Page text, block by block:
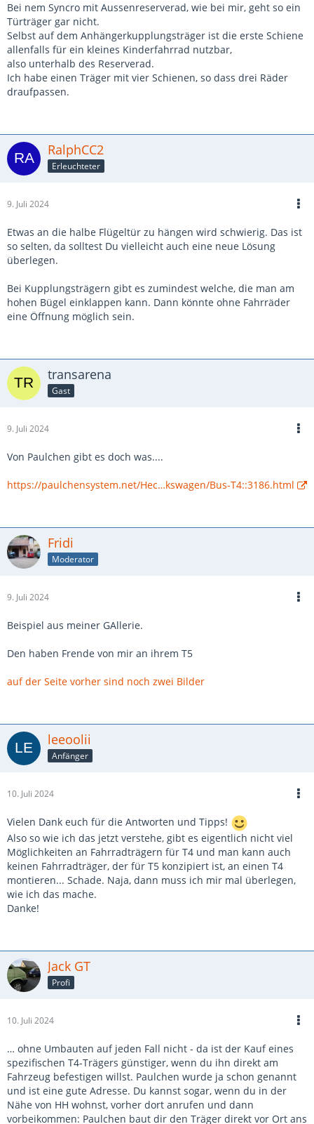
Bei nem Syncro mit Aussenreserverad, wie bei mir, geht so ein
Türträger gar nicht.
Selbst auf dem Anhängerkupplungsträger ist die erste Schiene
allenfalls für ein kleines Kinderfahrrad nutzbar,
also unterhalb des Reserverad.
Ich habe einen Träger mit vier Schienen, so dass drei Räder
draufpassen.
RalphCC2
Erleuchteter
9. Juli 2024
Etwas an die halbe Flügeltür zu hängen wird schwierig. Das ist
so selten, da solltest Du vielleicht auch eine neue Lösung
überlegen.
Bei Kupplungsträgern gibt es zumindest welche, die man am
hohen Bügel einklappen kann. Dann könnte ohne Fahrräder
eine Öffnung möglich sein.
transarena
Gast
9. Juli 2024
Von Paulchen gibt es doch was....
https://paulchensystem.net/Hec…kswagen/Bus-T4::3186.html
Fridi
Moderator
9. Juli 2024
Beispiel aus meiner GAllerie.
Den haben Frende von mir an ihrem T5
auf der Seite vorher sind noch zwei Bilder
leeoolii
Anfänger
10. Juli 2024
Vielen Dank euch für die Antworten und Tipps!
Also so wie ich das jetzt verstehe, gibt es eigentlich nicht viel
Möglichkeiten an Fahrradträgern für T4 und man kann auch
keinen Fahrradträger, der für T5 konzipiert ist, an einen T4
montieren... Schade. Naja, dann muss ich mir mal überlegen,
wie ich das mache.
Danke!
Jack GT
Profi
10. Juli 2024
… ohne Umbauten auf jeden Fall nicht - da ist der Kauf eines
spezifischen T4-Trägers günstiger, wenn du ihn direkt am
Fahrzeug befestigen willst. Paulchen wurde ja schon genannt
und ist eine gute Adresse. Du kannst sogar, wenn du in der
Nähe von HH wohnst, vorher dort anrufen und dann
vorbeikommen: Paulchen baut dir den Träger direkt vor Ort ans